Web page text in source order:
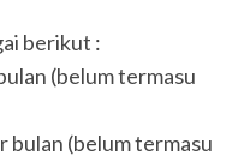
berikut :
(belum termasu
bulan (belum termasu